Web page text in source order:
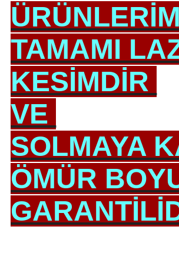
TAMAMI
KESİMDİR
VE
SOLMAYA
ÖMÜR